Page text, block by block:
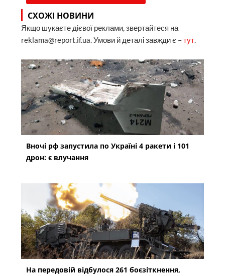
СХОЖІ НОВИНИ
Якщо шукаєте дієвої реклами, звертайтеся на
reklama@report.if.ua. Умови й деталі завжди є –тут.
Вночі рф запустила по Україні 4 ракети і 101
дрон: є влучання
На передовій відбулося 261 боєзіткнення,